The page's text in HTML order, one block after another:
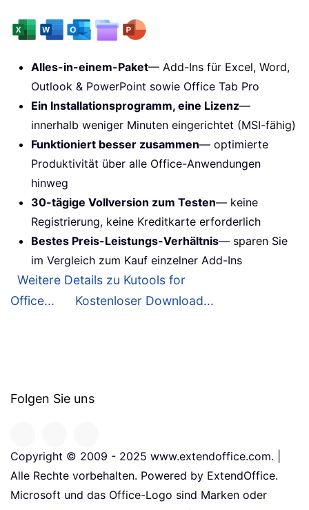
Alles-in-einem-Paket— Add-Ins für Excel, Word,
Outlook & PowerPoint sowie Office Tab Pro
Ein Installationsprogramm, eine Lizenz—
innerhalb weniger Minuten eingerichtet (MSI-fähig)
Funktioniert besser zusammen— optimierte
Produktivität über alle Office-Anwendungen
hinweg
30-tägige Vollversion zum Testen— keine
Registrierung, keine Kreditkarte erforderlich
Bestes Preis-Leistungs-Verhältnis— sparen Sie
im Vergleich zum Kauf einzelner Add-Ins
Weitere Details zu Kutools for
Office...
Kostenloser Download...
Folgen Sie uns
Copyright © 2009 - 2025 www.extendoffice.com. |
Alle Rechte vorbehalten. Powered by ExtendOffice.
Microsoft und das Office-Logo sind Marken oder